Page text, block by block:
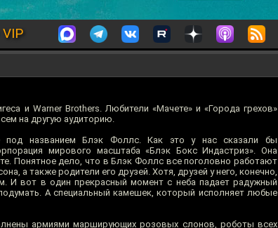
VIP
и Warner Brothers. Любители «Мачете» и «Города грехов»
на другую аудиторию.
под названием Блэк Фоллс. Как это у нас сказали бы
мирового масштаба «Блэк Бокс Индастриз». Она
Понятное дело, что в Блэк Фоллс все поголовно работают
а также родители его друзей. Хотя, друзей у него, конечно,
И вот в один прекрасный момент с неба падает радужный
А специальный камешек, который исполняет любые
армиями марширующих розовых слонов, роботы всех